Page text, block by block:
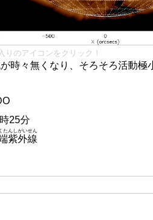
りのアイコンをクリック！
時々無くなり、そろそろ活動極
25分
紫外線
たんしがいせん